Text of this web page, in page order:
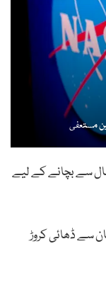
سے بچانے کے لیے
سے ڈھائی کروڑ